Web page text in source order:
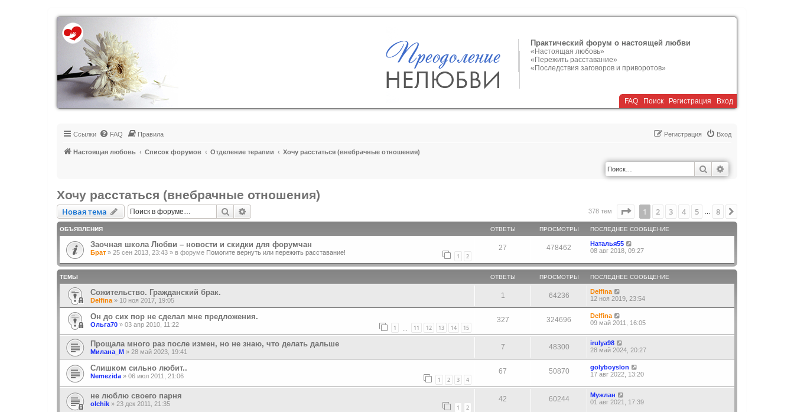
Регистрация
Практический форум о настоящей любви
«Настоящая любовь»
«Пережить расставание»
«Последствия заговоров и приворотов»
FAQ Поиск Регистрация Вход
Ссылки FAQ Правила Вход
Регистрация
Настоящая любовь Список форумов Отделение терапии Хочу расстаться (внебрачные отношения)
Поиск
Хочу расстаться (внебрачные отношения)
Новая тема
Новаятема Поиск 378 тем Страница1 из
1 2 3 4 5 8
ОБЪЯВЛЕНИЯ ОТВЕТЫ ПРОСМОТРЫ ПОСЛЕДНЕЕ СООБЩЕНИЕ
Заочная школа Любви – новости и скидки для форумчан
Брат » 25 сен 2013, 23:43 » в форуме Помогите вернуть или пережить расставание! 1 2
27 478462
Наталья55
08 авг 2018, 09:27
ТЕМЫ ОТВЕТЫ ПРОСМОТРЫ ПОСЛЕДНЕЕ СООБЩЕНИЕ
Сожительство. Гражданский брак.
Delfina » 10 ноя 2017, 19:05
1 64236
Delfina
12 ноя 2019, 23:54
Oн до сих пор не сделал мне предложения.
Ольга70 » 03 апр 2010, 11:22 1 11 12 13 14 15
327 324696
Delfina
09 май 2011, 16:05
Прощала много раз после измен, но не знаю, что делать дальше
Милана_М » 28 май 2023, 19:41
7 48300
irulya98
28 май 2024, 20:27
Слишком сильно любит..
Nemezida » 06 июл 2011, 21:06 1 2 3 4
67 50870
golyboyslon
17 авг 2022, 13:20
не люблю своего парня
olchik » 23 дек 2011, 21:35 1 2
42 60244
Мужлан
01 авг 2021, 17:39